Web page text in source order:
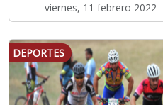
viernes, 11 febrero 2022 -
DEPORTES